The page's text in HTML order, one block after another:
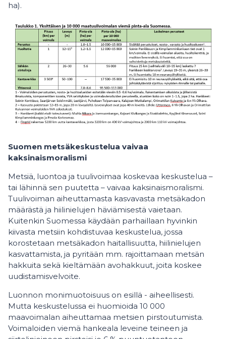
ha).
Suomen metsäkeskustelua vaivaa
kaksinaismoralismi
Metsiä, luontoa ja tuulivoimaa koskevaa keskustelua –
tai lähinnä sen puutetta – vaivaa kaksinaismoralismi.
Tuulivoiman aiheuttamasta kasvavasta metsäkadon
määrästä ja hiilinielujen häviämisestä vaietaan.
Kuitenkin Suomessa käydään parhaillaan hyvinkin
kiivasta metsiin kohdistuvaa keskustelua, jossa
korostetaan metsäkadon haitallisuutta, hiilinielujen
kasvattamista, ja pyritään mm. rajoittamaan metsän
hakkuita sekä kieltämään avohakkuut, joita koskee
uudistamisvelvoite.
Luonnon monimuotoisuus on esillä - aiheellisesti.
Mutta keskustelussa ei huomioida 10 000
maavoimalan aiheuttamaa metsien pirstoutumista.
Voimaloiden viemä hankeala leveine teineen ja